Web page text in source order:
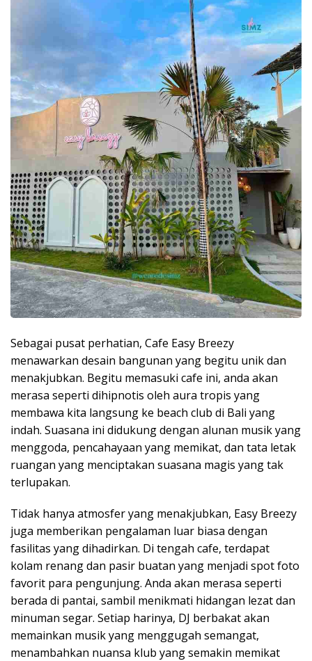
Sebagai pusat perhatian, Cafe Easy Breezy
menawarkan desain bangunan yang begitu unik dan
menakjubkan. Begitu memasuki cafe ini, anda akan
merasa seperti dihipnotis oleh aura tropis yang
membawa kita langsung ke beach club di Bali yang
indah. Suasana ini didukung dengan alunan musik yang
menggoda, pencahayaan yang memikat, dan tata letak
ruangan yang menciptakan suasana magis yang tak
terlupakan.
Tidak hanya atmosfer yang menakjubkan, Easy Breezy
juga memberikan pengalaman luar biasa dengan
fasilitas yang dihadirkan. Di tengah cafe, terdapat
kolam renang dan pasir buatan yang menjadi spot foto
favorit para pengunjung. Anda akan merasa seperti
berada di pantai, sambil menikmati hidangan lezat dan
minuman segar. Setiap harinya, DJ berbakat akan
memainkan musik yang menggugah semangat,
menambahkan nuansa klub yang semakin memikat